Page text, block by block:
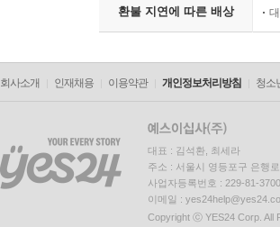
환불 지연에 따른 배상
회사소개 인재채용 이용약관 개인정보처리방침 청소
대표 : 김석환, 최세라
주소 : 서울시 영등포구 은행
사업자등록번호 : 229-81-
이메일 :
Copyright ⓒ YES24 Corp. All